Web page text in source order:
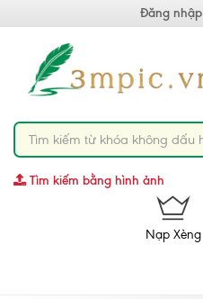
Đăng nhập
Tìm kiếm bằng hình ảnh
Nạp Xèng